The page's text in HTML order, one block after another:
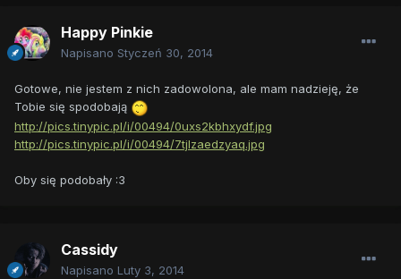
Happy Pinkie
Napisano Styczeń 30, 2014
Gotowe, nie jestem z nich zadowolona, ale mam nadzieję, że
Tobie się spodobają
http://pics.tinypic.pl/i/00494/0uxs2kbhxydf.jpg
http://pics.tinypic.pl/i/00494/7tjlzaedzyaq.jpg
Oby się podobały :3
Cassidy
Napisano Luty 3, 2014